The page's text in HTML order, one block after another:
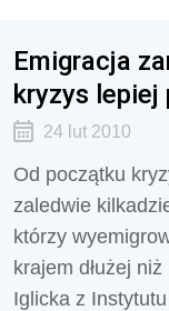
Emigracja
kryzys lepiej
24 lut 2010
Od początku
zaledwie
którzy
krajem dłużej
Iglicka z